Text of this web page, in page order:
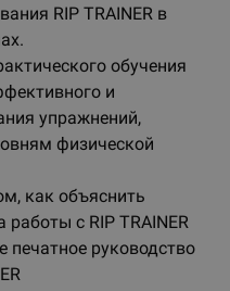
RIP TRAINER в
обучения
и
упражнений,
физической
как объяснить
с RIP TRAINER
печатное руководство